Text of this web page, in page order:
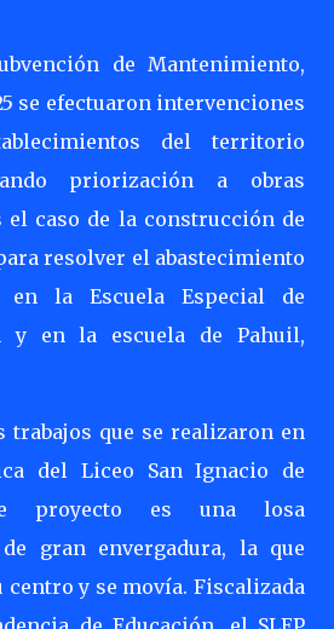
de Mantenimiento,
se efectuaron intervenciones
del territorio
priorización a obras
el caso de la construcción de
resolver el abastecimiento
en la Escuela Especial de
y en la escuela de Pahuil,
trabajos que se realizaron en
del Liceo San Ignacio de
proyecto es una losa
gran envergadura, la que
centro y se movía. Fiscalizada